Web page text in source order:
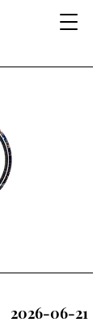
2026-06-21